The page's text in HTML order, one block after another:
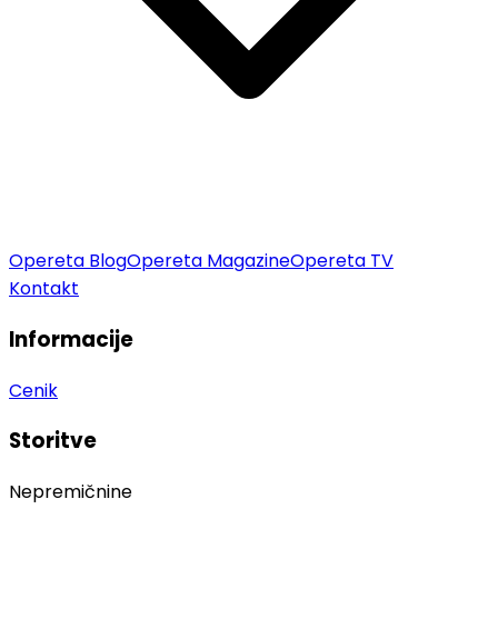
Opereta BlogOpereta MagazineOpereta TV
Kontakt
Informacije
Cenik
Storitve
Nepremičnine